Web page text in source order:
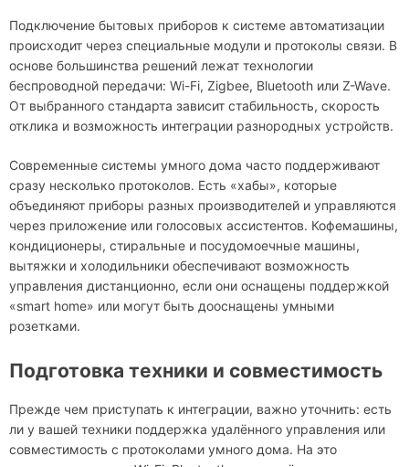
Подключение бытовых приборов к системе автоматизации
происходит через специальные модули и протоколы связи. В
основе большинства решений лежат технологии
беспроводной передачи: Wi-Fi, Zigbee, Bluetooth или Z-Wave.
От выбранного стандарта зависит стабильность, скорость
отклика и возможность интеграции разнородных устройств.
Современные системы умного дома часто поддерживают
сразу несколько протоколов. Есть «хабы», которые
объединяют приборы разных производителей и управляются
через приложение или голосовых ассистентов. Кофемашины,
кондиционеры, стиральные и посудомоечные машины,
вытяжки и холодильники обеcпечивают возможность
управления дистанционно, если они оснащены поддержкой
«smart home» или могут быть дооснащены умными
розетками.
Подготовка техники и совместимость
Прежде чем приступать к интеграции, важно уточнить: есть
ли у вашей техники поддержка удалённого управления или
совместимость с протоколами умного дома. На это